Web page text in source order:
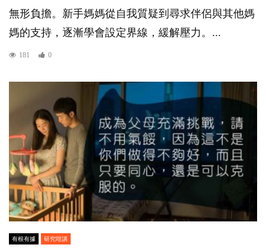
無形負擔。新手媽媽從自我質疑到尋求伴侶與其他媽
媽的支持，逐漸學會設定界線，緩解壓力。...
181 0
有根有據 研究咁講